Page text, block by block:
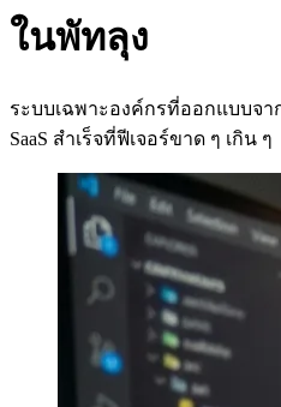
ในพัทลุง
ระบบเฉพาะองค์กรที่ออกแบบจ
SaaS สำเร็จที่ฟีเจอร์ขาด ๆ เกิน ๆ